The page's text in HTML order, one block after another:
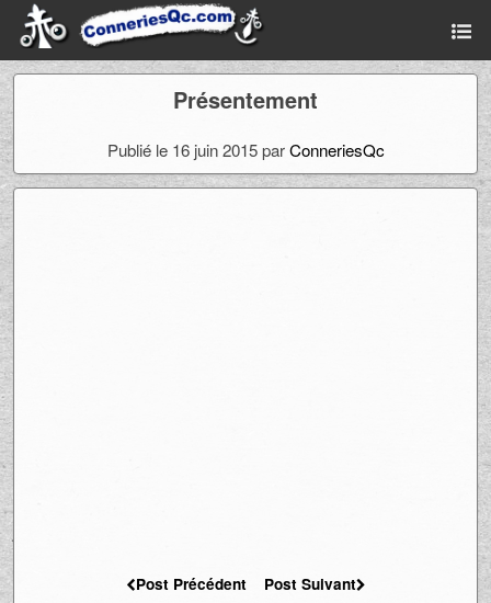
Présentement
Publié le 16 juin 2015 parConneriesQc
Post Précédent Post Suivant